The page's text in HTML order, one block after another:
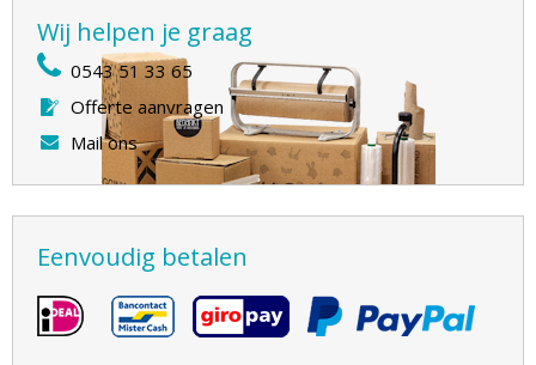
Wij helpen je graag
0543 51 33 65
Offerte aanvragen
Mail ons
Eenvoudig betalen